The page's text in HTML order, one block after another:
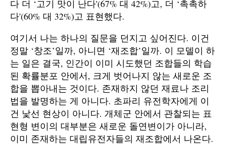
다 더 ‘고기 맛이 난다'(67% 대 42%)고, 더 ‘촉촉하
다'(60% 대 32%)고 표현했다.
여기서 나는 하나의 질문을 던지고 싶어진다. 이건
정말 ‘창조’일까, 아니면 ‘재조합’일까. 이 모델이 하
는 일은 결국, 인간이 이미 시도했던 조합들의 학습
된 확률분포 안에서, 크게 벗어나지 않는 새로운 조
합을 뽑아내는 것이다. 존재하지 않던 재료나 조리
법을 발명하는 게 아니다. 초파리 유전학자에게 이
건 낯선 현상이 아니다. 개체군 안에서 관찰되는 표
현형 변이의 대부분은 새로운 돌연변이가 아니라,
이미 존재하는 대립유전자들의 재조합에서 나온다.